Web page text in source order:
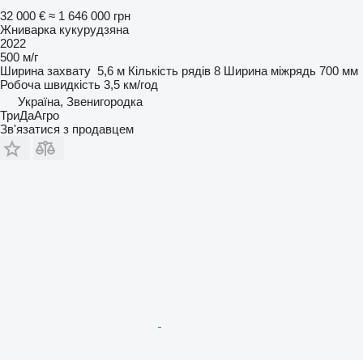
32 000 € ≈ 1 646 000 грн
Жниварка кукурудзяна
2022
500 м/г
Ширина захвату 5,6 м Кількість рядів 8 Ширина міжрядь 700 мм
Робоча швидкість 3,5 км/год
Україна, Звенигородка
ТриДаАгро
Зв'язатися з продавцем